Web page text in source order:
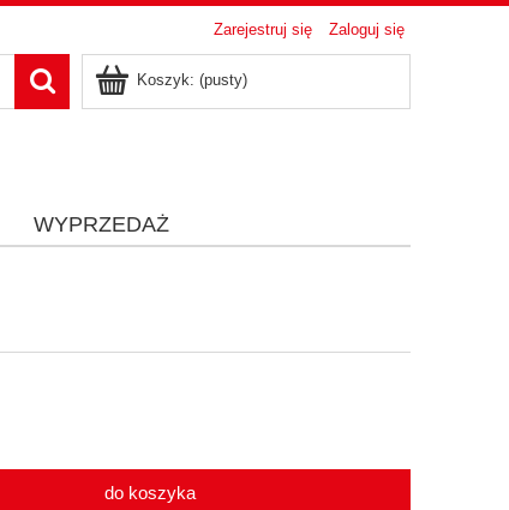
Zarejestruj się Zaloguj się
Koszyk: (pusty)
WYPRZEDAŻ
do koszyka